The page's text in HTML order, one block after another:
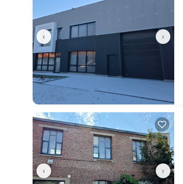
‹ ›
‹ ›